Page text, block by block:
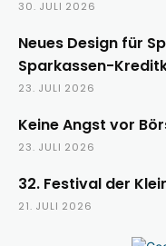
30. JULI 2026
Neues Design für
Sparkassen-
23. JULI 2026
Keine Angst vor
23. JULI 2026
32. Festival der
21. JULI 2026